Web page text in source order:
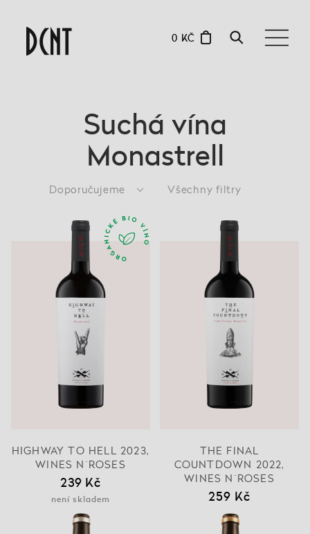
0 KČ
Suchá vína
Monastrell
Doporučujeme Všechny filtry
HIGHWAY TO HELL 2023,
WINES N´ROSES
239 Kč
není skladem
THE FINAL
COUNTDOWN 2022,
WINES N´ROSES
259 Kč